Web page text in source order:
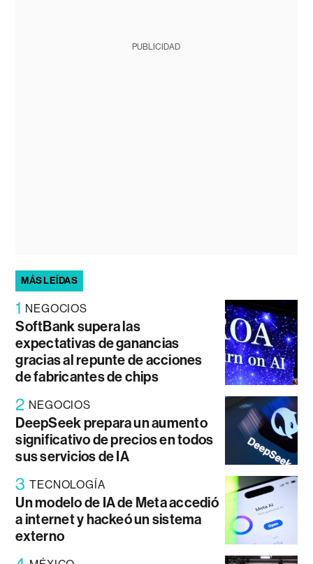
PUBLICIDAD
MÁS LEÍDAS
1 NEGOCIOS
SoftBank supera las
expectativas de ganancias
gracias al repunte de acciones
de fabricantes de chips
2 NEGOCIOS
DeepSeek prepara un aumento
significativo de precios en todos
sus servicios de IA
3 TECNOLOGÍA
Un modelo de IA de Meta accedió
a internet y hackeó un sistema
externo